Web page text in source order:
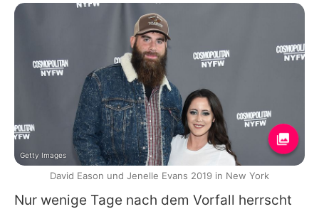
Nur wenige Tage nach dem Vorfall herrscht
Getty Images
David Eason und Jenelle Evans 2019 in New York